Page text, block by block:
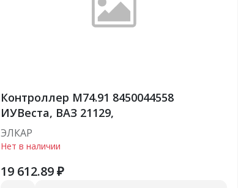
Контроллер М74.91 8450044558
ИУВеста, ВАЗ 21129,
ЭЛКАР
Нет в наличии
19 612.89 ₽